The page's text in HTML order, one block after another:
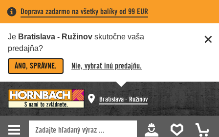
Doprava zadarmo na všetky balíky od 99 EUR
Je Bratislava - Ružinov skutočne vaša
predajňa?
ÁNO, SPRÁVNE. Nie, vybrať inú predajňu.
Bratislava - Ružinov